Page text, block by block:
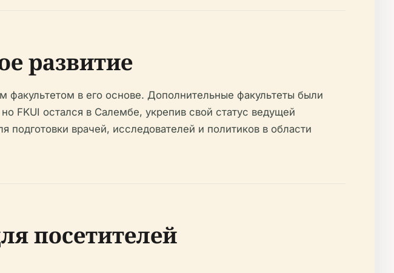
развитие
в его основе. Дополнительные факультеты были
FKUI остался в Салембе, укрепив свой статус ведущей
врачей, исследователей и политиков в области
посетителей